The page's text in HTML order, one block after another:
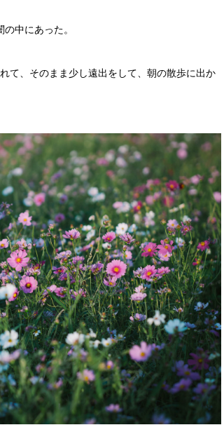
中にあった。
て、そのまま少し遠出をして、朝の散歩に出か